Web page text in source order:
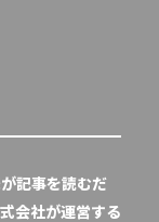
記事を読むだ
会社が運営する